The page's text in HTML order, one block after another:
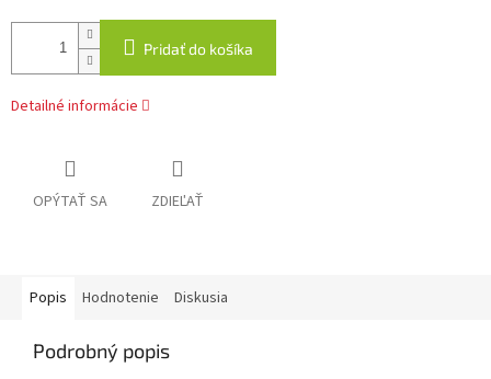
Pridať do košíka
Detailné informácie
OPÝTAŤ SA ZDIEĽAŤ
Popis Hodnotenie Diskusia
Podrobný popis